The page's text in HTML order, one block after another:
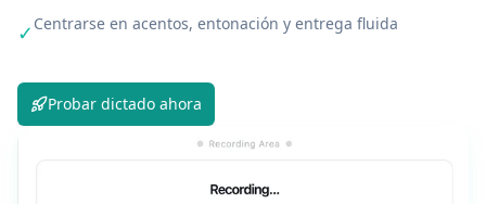
✓ Centrarse en acentos, entonación y entrega fluida
Probar dictado ahora